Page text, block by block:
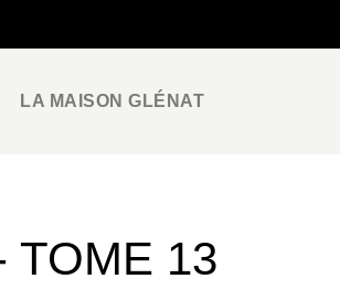
LA MAISON GLÉNAT
TOME 13